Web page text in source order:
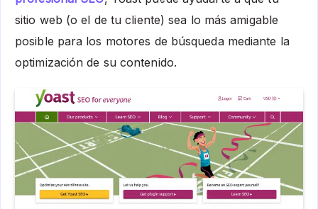
sitio web (o el de tu cliente) sea lo más amigable
posible para los motores de búsqueda mediante la
optimización de su contenido.